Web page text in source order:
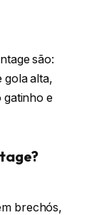
são:
gola alta,
gatinho e
brechós,